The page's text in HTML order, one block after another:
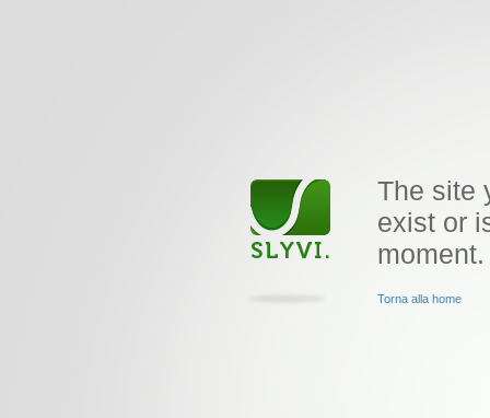
The site
exist or
moment.
Torna alla home